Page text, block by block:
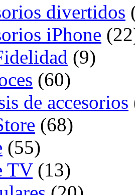
divertidos
iPhone
(9)
(60)
de accesorios
(68)
(55)
TV(13)